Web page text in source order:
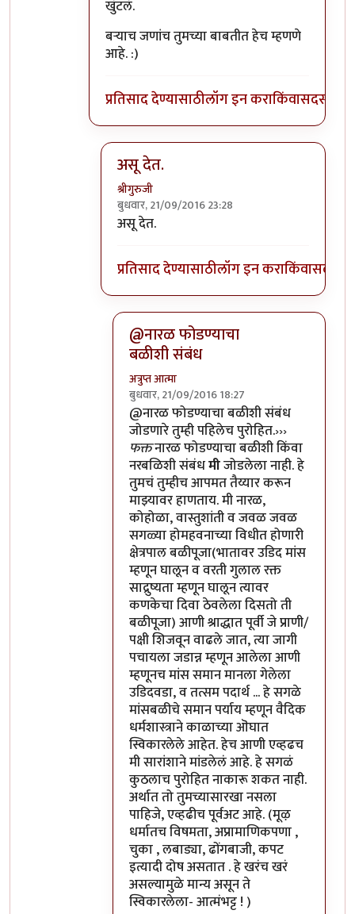
खुंटलं.
बर्‍याच जणांच तुमच्या बाबतीत हेच म्हणणे
आहे. :)
प्रतिसाद देण्यासाठीलॉग इन कराकिंवासदस्य व्हा
असू देत.
श्रीगुरुजी
बुधवार, 21/09/2016 23:28
In reply to
असू देत.
प्रतिसाद देण्यासाठीलॉग इन कराकिंवासदस्य
@नारळ फोडण्याचा
बळीशी संबंध
अत्रुप्त आत्मा
बुधवार, 21/09/2016 18:27
In reply toअनेक जण पौरोहित्य करतात.
@नारळ फोडण्याचा बळीशी संबंध
जोडणारे तुम्ही पहिलेच पुरोहित.›››
फक्तनारळ फोडण्याचा बळीशी किंवा
नरबळिशी संबंधमीजोडलेला नाही. हे
तुमचं तुम्हीच आपमत तैय्यार करून
माझ्यावर हाणताय. मी नारळ,
कोहोळा, वास्तुशांती व जवळ जवळ
सगळ्या होमहवनाच्या विधीत होणारी
क्षेत्रपाल बळीपूजा(भातावर उडिद मांस
म्हणून घालून व वरती गुलाल रक्त
साद्रुष्यता म्हणून घालून त्यावर
कणकेचा दिवा ठेवलेला दिसतो ती
बळीपूजा) आणी श्राद्धात पूर्वी जे प्राणी/
पक्षी शिजवून वाढले जात, त्या जागी
पचायला जडान्न म्हणून आलेला आणी
म्हणूनच मांस समान मानला गेलेला
उडिदवडा, व तत्सम पदार्थ ... हे सगळे
मांसबळीचे समान पर्याय म्हणून वैदिक
धर्मशास्त्राने काळाच्या ऒघात
स्विकारलेले आहेत. हेच आणी एव्हढच
मी सारांशाने मांडलेलं आहे. हे सगळं
कुठलाच पुरोहित नाकारू शकत नाही.
अर्थात तो तुमच्यासारखा नसला
पाहिजे, एव्हढीच पूर्वअट आहे. (मूऴ
धर्मातच विषमता, अप्रामाणिकपणा ,
चुका , लबाड्या, ढोंगबाजी, कपट
इत्यादी दोष असतात . हे खरंच खरं
असल्यामुळे मान्य असून ते
स्विकारलेला- आत्मंभट्ट ! )